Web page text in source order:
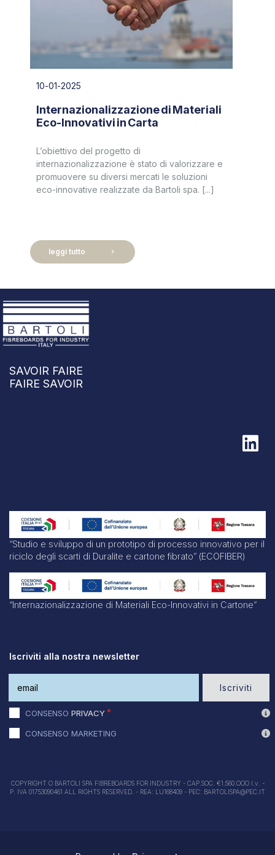
10-01-2025
Internazionalizzazione di Materiali
Eco-Innovativi in Carta
L’obiettivo del progetto di
internazionalizzazione è stato di valorizzare e
promuovere su diversi mercati le soluzioni
eco-innovative realizzate da Bartoli spa. [...]
leggi tutto chevron_right
SAVOIR FAIRE
FAIRE SAVOIR
“Studio e sviluppo di un prototipo di processo innovativo per il
riciclo degli scarti di Duralite e cartone fibrato” (ECOFIBER)
“Internazionalizzazione di Materiali Eco-Innovativi in Cartone”
Iscriviti alla nostra newsletter
Iscriviti
CONSENSO PRIVACY
CONSENSO MARKETING
COPYRIGHT O BARTOLI SPA FIBREBOARDS FOR INDUSTRY - CAP.SOC. €1.560.OOO I.v. -
P. IVA 01753090461 ALL RIGHTS RESERVED. - REA: LU168409 - PEC: BARTOLISPA@PEC.IT